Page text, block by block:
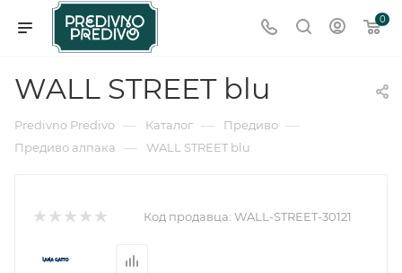
0
WALL STREET blu
Predivno Predivo — Каталог — Предиво —
Предиво алпака — WALL STREET blu
Код продавца: WALL-STREET-30121